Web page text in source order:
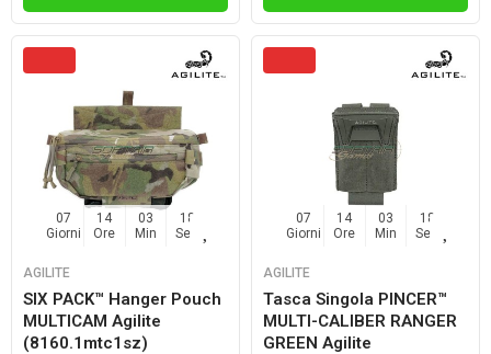
07
Giorni
14
Ore
03
Min
17
Sec
AGILITE
SIX PACK™ Hanger Pouch
MULTICAM Agilite
(8160.1mtc1sz)
07
Giorni
14
Ore
03
Min
17
Sec
AGILITE
Tasca Singola PINCER™
MULTI-CALIBER RANGER
GREEN Agilite